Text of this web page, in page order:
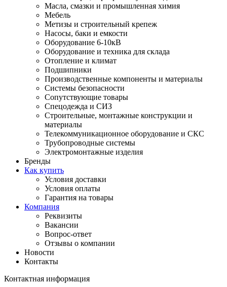
Масла, смазки и промышленная химия
Мебель
Метизы и строительный крепеж
Насосы, баки и емкости
Оборудование 6-10кВ
Оборудование и техника для склада
Отопление и климат
Подшипники
Производственные компоненты и материалы
Системы безопасности
Сопутствующие товары
Спецодежда и СИЗ
Строительные, монтажные конструкции и
материалы
Телекоммуникационное оборудование и СКС
Трубопроводные системы
Электромонтажные изделия
Бренды
Как купить
Условия доставки
Условия оплаты
Гарантия на товары
Компания
Реквизиты
Вакансии
Вопрос-ответ
Отзывы о компании
Новости
Контакты
Контактная информация